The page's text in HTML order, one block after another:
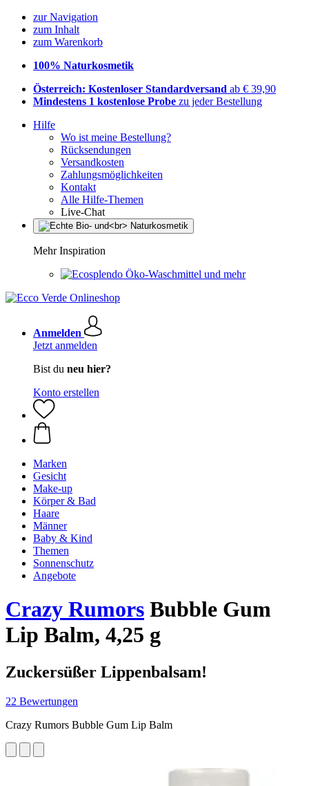
zur Navigation
zum Inhalt
zum Warenkorb
100% Naturkosmetik
Österreich: Kostenloser Standardversand ab € 39,90
Mindestens 1 kostenlose Probe zu jeder Bestellung
Hilfe
Wo ist meine Bestellung?
Rücksendungen
Versandkosten
Zahlungsmöglichkeiten
Kontakt
Alle Hilfe-Themen
Live-Chat
Mehr Inspiration
Öko-Waschmittel und mehr
Anmelden
Jetzt anmelden
Bist du neu hier?
Konto erstellen
Marken
Gesicht
Make-up
Körper & Bad
Haare
Männer
Baby & Kind
Themen
Sonnenschutz
Angebote
Crazy Rumors Bubble Gum
Lip Balm, 4,25 g
Zuckersüßer Lippenbalsam!
22 Bewertungen
Crazy Rumors Bubble Gum Lip Balm